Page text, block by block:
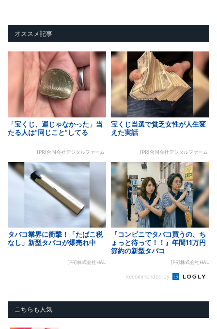
オススメ記事
「宝くじ、運じゃなかった」当
たる人は“同じこと”してる
[PR]合同会社デジタルファーム
宝くじ当選で貧乏女性が人生変
えた実話
[PR]合同会社デジタルファーム
タバコ業界に衝撃！「たばこ税
なし」新型タバコが爆売れ中
[PR]株式会社HAL
『コンビニでタバコ買うの、ち
ょっと待って！！』年間11万円
節約の新型タバコ
[PR]株式会社HAL
Recommended by
こちらも人気